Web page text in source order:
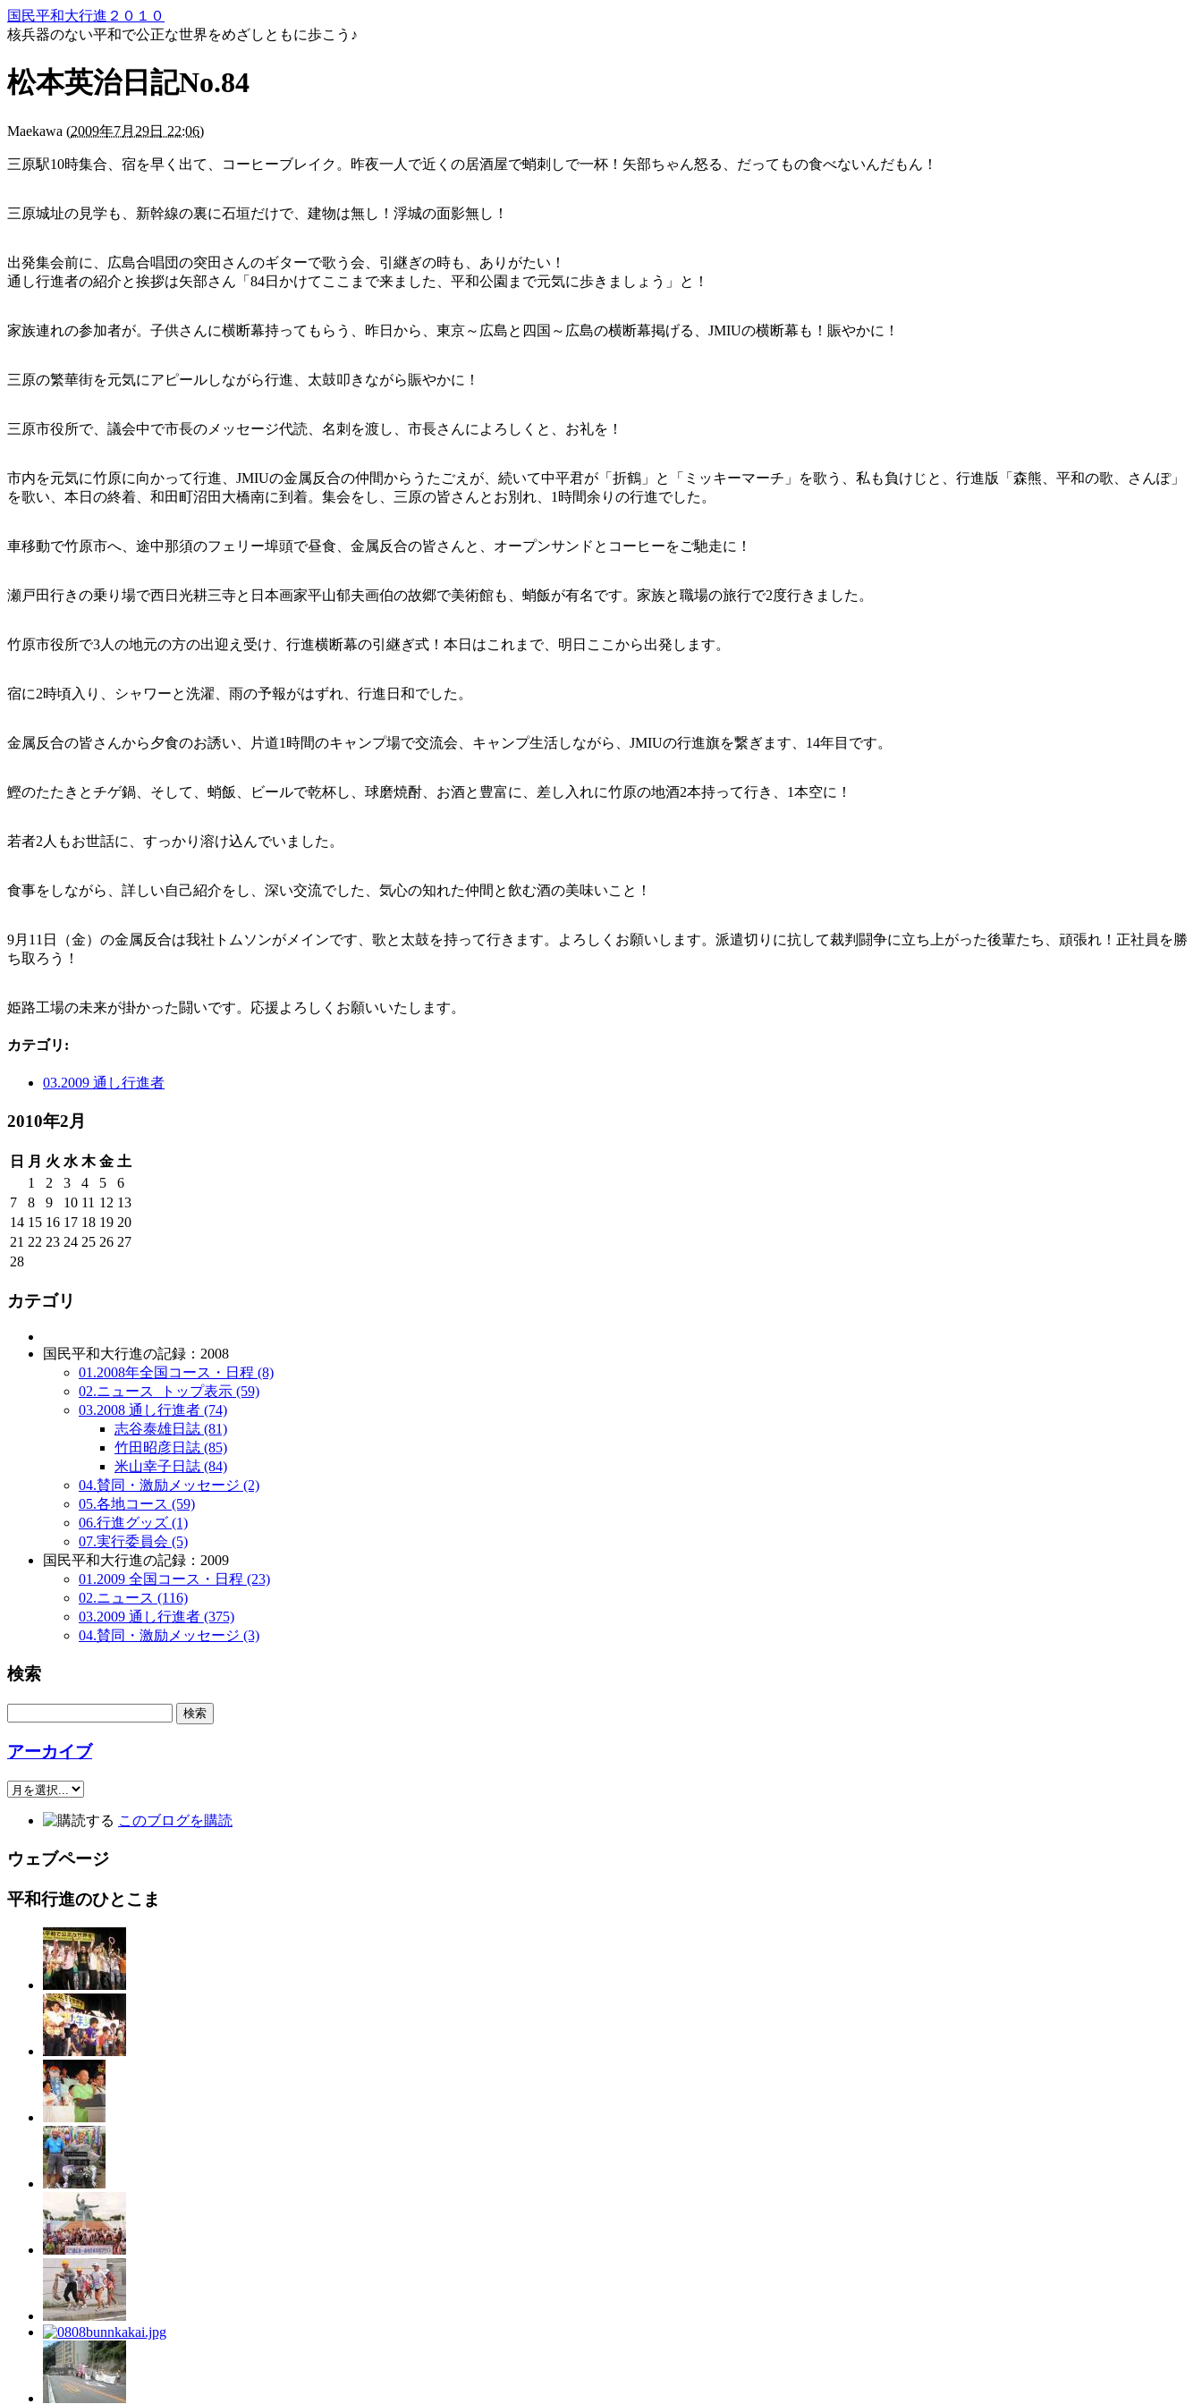
国民平和大行進２０１０
核兵器のない平和で公正な世界をめざしともに歩こう♪
松本英治日記No.84
Maekawa (2009年7月29日 22:06)
三原駅10時集合、宿を早く出て、コーヒーブレイク。昨夜一人で近くの居酒屋で蛸刺しで一杯！矢部ちゃん怒る、だってもの食べないんだもん！
三原城址の見学も、新幹線の裏に石垣だけで、建物は無し！浮城の面影無し！
出発集会前に、広島合唱団の突田さんのギターで歌う会、引継ぎの時も、ありがたい！
通し行進者の紹介と挨拶は矢部さん「84日かけてここまで来ました、平和公園まで元気に歩きましょう」と！
家族連れの参加者が。子供さんに横断幕持ってもらう、昨日から、東京～広島と四国～広島の横断幕掲げる、JMIUの横断幕も！賑やかに！
三原の繁華街を元気にアピールしながら行進、太鼓叩きながら賑やかに！
三原市役所で、議会中で市長のメッセージ代読、名刺を渡し、市長さんによろしくと、お礼を！
市内を元気に竹原に向かって行進、JMIUの金属反合の仲間からうたごえが、続いて中平君が「折鶴」と「ミッキーマーチ」を歌う、私も負けじと、行進版「森熊、平和の歌、さんぽ」
を歌い、本日の終着、和田町沼田大橋南に到着。集会をし、三原の皆さんとお別れ、1時間余りの行進でした。
車移動で竹原市へ、途中那須のフェリー埠頭で昼食、金属反合の皆さんと、オープンサンドとコーヒーをご馳走に！
瀬戸田行きの乗り場で西日光耕三寺と日本画家平山郁夫画伯の故郷で美術館も、蛸飯が有名です。家族と職場の旅行で2度行きました。
竹原市役所で3人の地元の方の出迎え受け、行進横断幕の引継ぎ式！本日はこれまで、明日ここから出発します。
宿に2時頃入り、シャワーと洗濯、雨の予報がはずれ、行進日和でした。
金属反合の皆さんから夕食のお誘い、片道1時間のキャンプ場で交流会、キャンプ生活しながら、JMIUの行進旗を繋ぎます、14年目です。
鰹のたたきとチゲ鍋、そして、蛸飯、ビールで乾杯し、球磨焼酎、お酒と豊富に、差し入れに竹原の地酒2本持って行き、1本空に！
若者2人もお世話に、すっかり溶け込んでいました。
食事をしながら、詳しい自己紹介をし、深い交流でした、気心の知れた仲間と飲む酒の美味いこと！
9月11日（金）の金属反合は我社トムソンがメインです、歌と太鼓を持って行きます。よろしくお願いします。派遣切りに抗して裁判闘争に立ち上がった後輩たち、頑張れ！正社員を勝
ち取ろう！
姫路工場の未来が掛かった闘いです。応援よろしくお願いいたします。
カテゴリ :
03.2009 通し行進者
2010年2月
日 月 火 水 木 金 土
1
2 3 4 5
6
7
8 9 10 11 12 13
14 15 16 17 18 19 20
21 22 23 24 25 26 27
28
カテゴリ
国民平和大行進の記録：2008
01.2008年全国コース・日程 (8)
02.ニュース_トップ表示 (59)
03.2008 通し行進者 (74)
志谷泰雄日誌 (81)
竹田昭彦日誌 (85)
米山幸子日誌 (84)
04.賛同・激励メッセージ (2)
05.各地コース (59)
06.行進グッズ (1)
07.実行委員会 (5)
国民平和大行進の記録：2009
01.2009 全国コース・日程 (23)
02.ニュース (116)
03.2009 通し行進者 (375)
04.賛同・激励メッセージ (3)
検索
アーカイブ
このブログを購読
ウェブページ
平和行進のひとこま